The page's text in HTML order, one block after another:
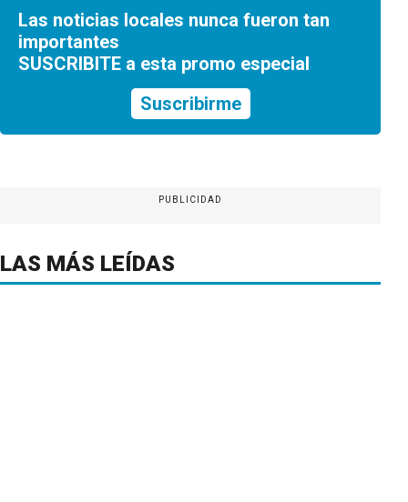
Las noticias locales nunca fueron tan
importantes
SUSCRIBITE a esta promo especial
Suscribirme
PUBLICIDAD
LAS MÁS LEÍDAS